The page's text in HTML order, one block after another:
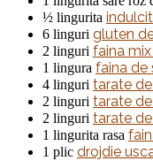
½ lingurita
6 linguri gluten
2 linguri faina
1 lingura faina de
4 linguri tarate
2 linguri tarate
2 linguri tarate
1 lingurita rasa
1 plic drojdie